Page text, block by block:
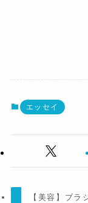
エッセイ
【美容】ブラ